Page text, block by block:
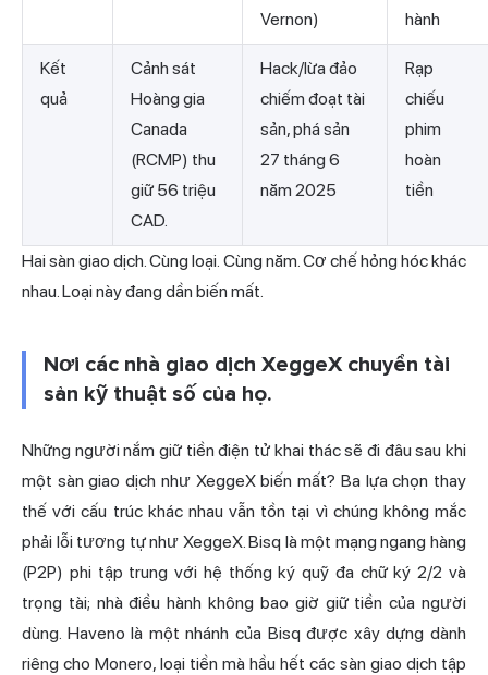
Vernon)
hành
Kết
quả
Cảnh sát
Hoàng gia
Canada
(RCMP) thu
giữ 56 triệu
CAD.
Hack/lừa đảo
chiếm đoạt tài
sản, phá sản
27 tháng 6
năm 2025
Rạp
chiếu
phim
hoàn
tiền
Hai sàn giao dịch. Cùng loại. Cùng năm. Cơ chế hỏng hóc khác
nhau. Loại này đang dần biến mất.
Nơi các nhà giao dịch XeggeX chuyển tài
sản kỹ thuật số của họ.
Những người nắm giữ tiền điện tử khai thác sẽ đi đâu sau khi
một sàn giao dịch như XeggeX biến mất? Ba lựa chọn thay
thế với cấu trúc khác nhau vẫn tồn tại vì chúng không mắc
phải lỗi tương tự như XeggeX. Bisq là một mạng ngang hàng
(P2P) phi tập trung với hệ thống ký quỹ đa chữ ký 2/2 và
trọng tài; nhà điều hành không bao giờ giữ tiền của người
dùng. Haveno là một nhánh của Bisq được xây dựng dành
riêng cho Monero, loại tiền mà hầu hết các sàn giao dịch tập